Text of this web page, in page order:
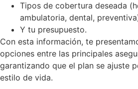
Tipos de cobertura deseada
ambulatoria, dental,
Y tu presupuesto.
Con esta información, te
opciones entre las principales
garantizando que el plan se ajuste
estilo de vida.